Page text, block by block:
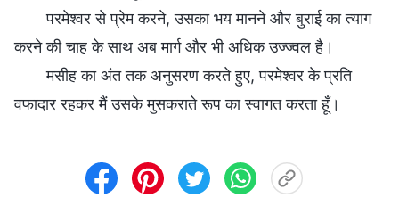
परमेश्वर से प्रेम करने, उसका भय मानने और बुराई का त्याग
करने की चाह के साथ अब मार्ग और भी अधिक उज्ज्वल है।
मसीह का अंत तक अनुसरण करते हुए, परमेश्वर के प्रति
वफादार रहकर मैं उसके मुसकराते रूप का स्वागत करता हूँ।